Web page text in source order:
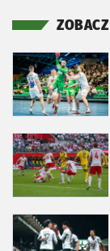
otworzy się w
otworzy się w
otworzy się w